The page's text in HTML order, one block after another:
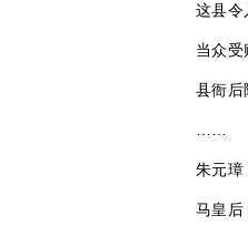
这县令
当众受
县衙后
朱元璋
马皇后